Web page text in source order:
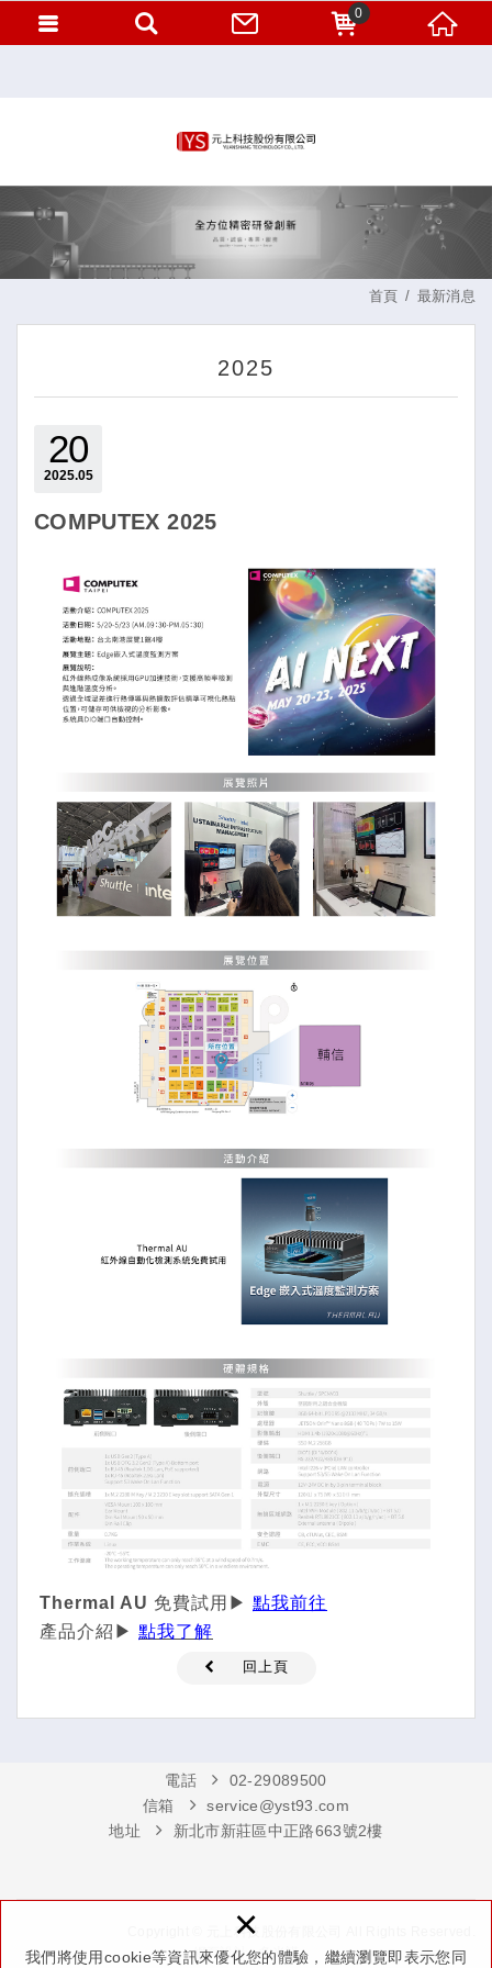
我們將使用cookie等資訊來優化您的體驗，繼續瀏覽即表示您同
×
首頁 最新消息
2025
20
05
2025
COMPUTEX 2025
Thermal AU 免費試用▶ 點我前往
產品介紹▶ 點我了解
回上頁
電話
02-29089500
信箱
service@yst93.com
地址
新北市新莊區中正路663號2樓
Copyright © 元上科技股份有限公司 All Rights Reserved.
網頁設計 : 多米諾
0